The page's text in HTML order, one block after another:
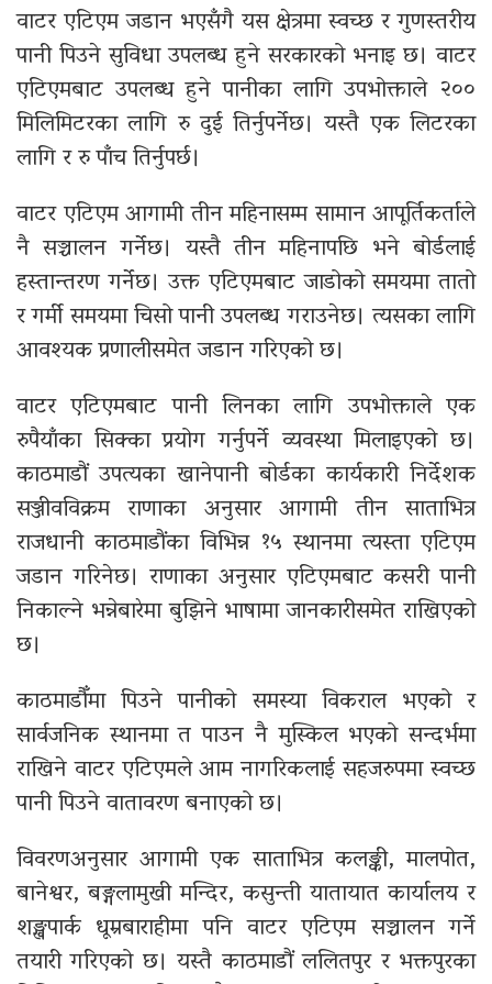
वाटर एटिएम जडान भएसँगै यस क्षेत्रमा स्वच्छ र गुणस्तरीय
पानी पिउने सुविधा उपलब्ध हुने सरकारको भनाइ छ। वाटर
एटिएमबाट उपलब्ध हुने पानीका लागि उपभोक्ताले २००
मिलिमिटरका लागि रु दुई तिर्नुपर्नेछ। यस्तै एक लिटरका
लागि र रु पाँच तिर्नुपर्छ।
वाटर एटिएम आगामी तीन महिनासम्म सामान आपूर्तिकर्ताले
नै सञ्चालन गर्नेछ। यस्तै तीन महिनापछि भने बोर्डलाई
हस्तान्तरण गर्नेछ। उक्त एटिएमबाट जाडोको समयमा तातो
र गर्मी समयमा चिसो पानी उपलब्ध गराउनेछ। त्यसका लागि
आवश्यक प्रणालीसमेत जडान गरिएको छ।
वाटर एटिएमबाट पानी लिनका लागि उपभोक्ताले एक
रुपैयाँका सिक्का प्रयोग गर्नुपर्ने व्यवस्था मिलाइएको छ।
काठमाडौं उपत्यका खानेपानी बोर्डका कार्यकारी निर्देशक
सञ्जीवविक्रम राणाका अनुसार आगामी तीन साताभित्र
राजधानी काठमाडौंका विभिन्न १५ स्थानमा त्यस्ता एटिएम
जडान गरिनेछ। राणाका अनुसार एटिएमबाट कसरी पानी
निकाल्ने भन्नेबारेमा बुझिने भाषामा जानकारीसमेत राखिएको
छ।
काठमाडौँमा पिउने पानीको समस्या विकराल भएको र
सार्वजनिक स्थानमा त पाउन नै मुस्किल भएको सन्दर्भमा
राखिने वाटर एटिएमले आम नागरिकलाई सहजरुपमा स्वच्छ
पानी पिउने वातावरण बनाएको छ।
विवरणअनुसार आगामी एक साताभित्र कलङ्की, मालपोत,
बानेश्वर, बङ्गलामुखी मन्दिर, कसुन्ती यातायात कार्यालय र
शङ्खपार्क धूम्रबाराहीमा पनि वाटर एटिएम सञ्चालन गर्ने
तयारी गरिएको छ। यस्तै काठमाडौं ललितपुर र भक्तपुरका